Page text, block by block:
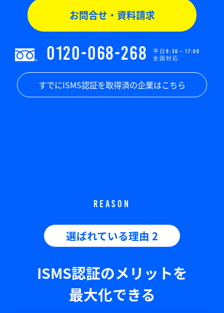
お問合せ・資料請求
0120-068-268
平日9:30～17:00
全国対応
すでにISMS認証を取得済の企業はこちら
REASON
選ばれている理由 2
ISMS認証のメリットを
最大化できる